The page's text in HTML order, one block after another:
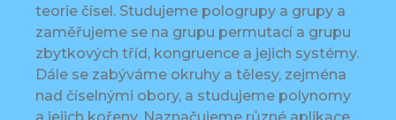
teorie čísel. Studujeme pologrupy a grupy a
zaměřujeme se na grupu permutací a grupu
zbytkových tříd, kongruence a jejich systémy.
Dále se zabýváme okruhy a tělesy, zejména
nad číselnými obory, a studujeme polynomy